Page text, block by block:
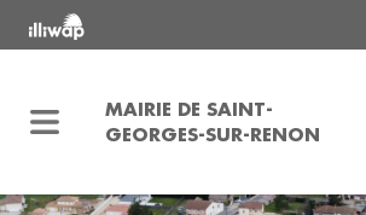
MAIRIE DE SAINT-
GEORGES-SUR-RENON